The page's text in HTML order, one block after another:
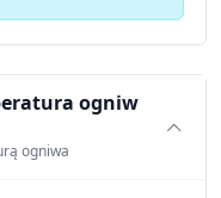
ogniw
ogniwa